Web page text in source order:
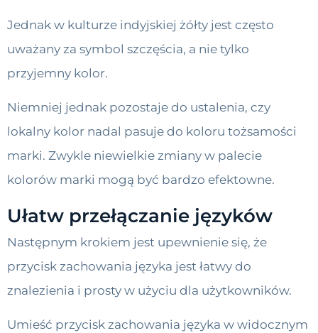
Jednak w kulturze indyjskiej żółty jest często
uważany za symbol szczęścia, a nie tylko
przyjemny kolor.
Niemniej jednak pozostaje do ustalenia, czy
lokalny kolor nadal pasuje do koloru tożsamości
marki. Zwykle niewielkie zmiany w palecie
kolorów marki mogą być bardzo efektowne.
Ułatw przełączanie języków
Następnym krokiem jest upewnienie się, że
przycisk zachowania języka jest łatwy do
znalezienia i prosty w użyciu dla użytkowników.
Umieść przycisk zachowania języka w widocznym